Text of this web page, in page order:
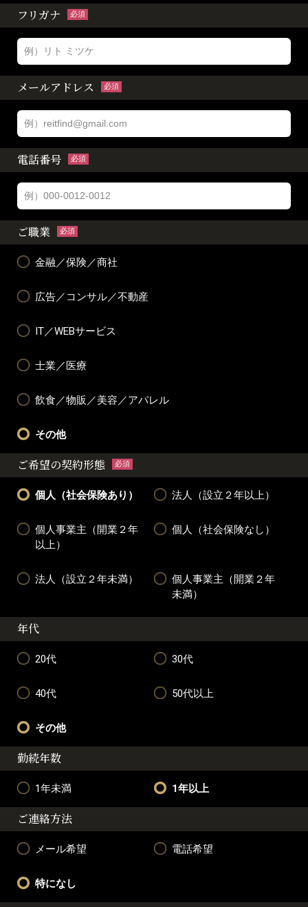
フリガナ 必須
メールアドレス 必須
電話番号 必須
ご職業 必須
金融／保険／商社
広告／コンサル／不動産
IT／WEBサービス
士業／医療
飲食／物販／美容／アパレル
その他
ご希望の契約形態 必須
個人（社会保険あり） 法人（設立２年以上）
個人事業主（開業２年
以上）
個人（社会保険なし）
法人（設立２年未満）
個人事業主（開業２年
未満）
年代
20代 30代
40代 50代以上
その他
勤続年数
1年未満 1年以上
ご連絡方法
メール希望 電話希望
特になし